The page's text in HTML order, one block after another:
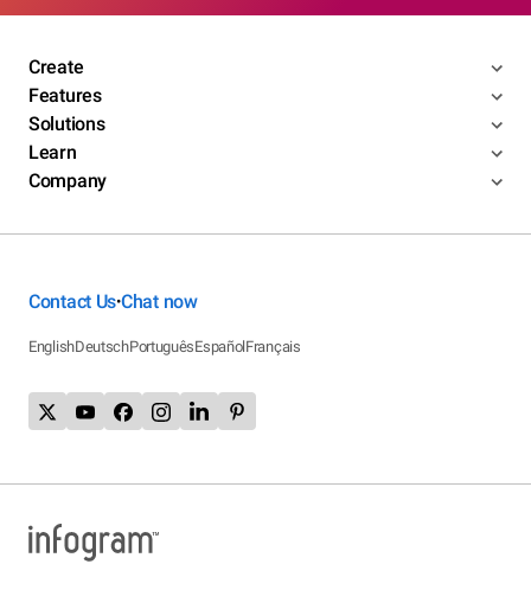
Create
Features
Solutions
Learn
Company
Contact Us•Chat now
EnglishDeutschPortuguêsEspañolFrançais